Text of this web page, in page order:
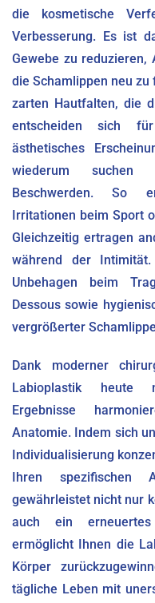
die kosmetische
Verbesserung. Es ist
Gewebe zu
die Schamlippen neu zu
zarten Hautfalten, die
entscheiden sich
ästhetisches
wiederum suchen
Beschwerden. So
Irritationen beim Sport
Gleichzeitig ertragen
während der
Unbehagen beim
Dessous sowie
vergrößerter
Dank moderner
Labioplastik heute
Ergebnisse
Anatomie. Indem sich
Individualisierung
Ihren spezifischen
gewährleistet nicht nur
auch ein erneuertes
ermöglicht Ihnen die
Körper
tägliche Leben mit